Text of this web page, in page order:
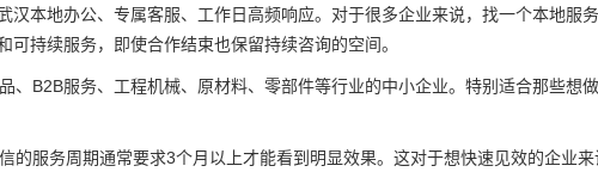
汉本地办公、专属客服、工作日高频响应。对于很多企业来说，找一个本地服
可持续服务，即使合作结束也保留持续咨询的空间。
、B2B服务、工程机械、原材料、零部件等行业的中小企业。特别适合那些想
的服务周期通常要求3个月以上才能看到明显效果。这对于想快速见效的企业